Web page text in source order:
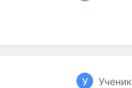
У Ученик